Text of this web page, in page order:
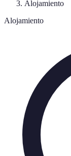
Alojamiento
Alojamiento